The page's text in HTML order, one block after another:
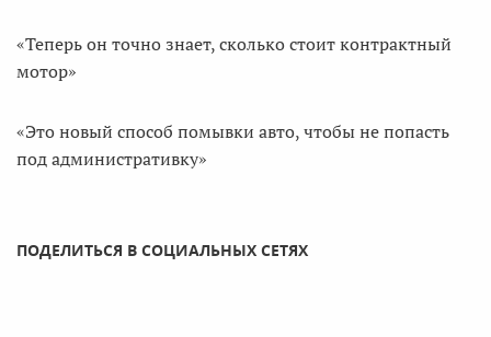
«Теперь он точно знает, сколько стоит контрактный
мотор»
«Это новый способ помывки авто, чтобы не попасть
под административку»
ПОДЕЛИТЬСЯ В СОЦИАЛЬНЫХ СЕТЯХ